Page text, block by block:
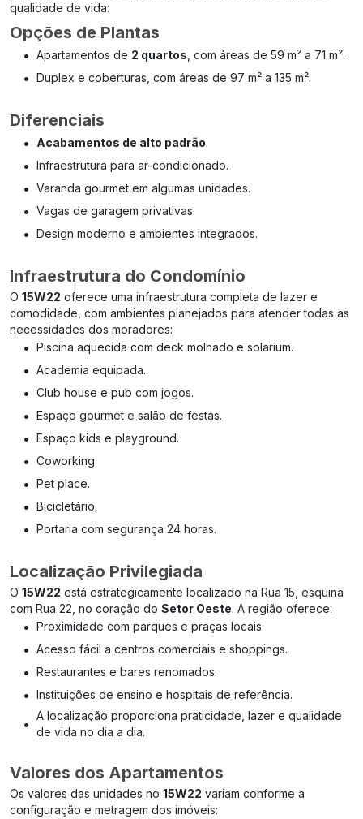
qualidade de vida:
Opções de Plantas
• Apartamentos de 2 quartos , com áreas de 59 m² a 71 m².
• Duplex e coberturas, com áreas de 97 m² a 135 m².
Diferenciais
• Acabamentos de alto padrão.
• Infraestrutura para ar-condicionado.
• Varanda gourmet em algumas unidades.
• Vagas de garagem privativas.
• Design moderno e ambientes integrados.
Infraestrutura do Condomínio
O 15W22 oferece uma infraestrutura completa de lazer e
comodidade, com ambientes planejados para atender todas as
necessidades dos moradores:
• Piscina aquecida com deck molhado e solarium.
• Academia equipada.
• Club house e pub com jogos.
• Espaço gourmet e salão de festas.
• Espaço kids e playground.
• Coworking.
• Pet place.
• Bicicletário.
• Portaria com segurança 24 horas.
Localização Privilegiada
O 15W22 está estrategicamente localizado na Rua 15, esquina
com Rua 22, no coração do Setor Oeste. A região oferece:
• Proximidade com parques e praças locais.
• Acesso fácil a centros comerciais e shoppings.
• Restaurantes e bares renomados.
• Instituições de ensino e hospitais de referência.
•
A localização proporciona praticidade, lazer e qualidade
de vida no dia a dia.
Valores dos Apartamentos
Os valores das unidades no 15W22 variam conforme a
configuração e metragem dos imóveis: